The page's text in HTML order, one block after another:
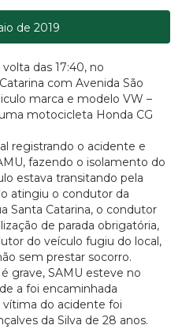
de 2019
das 17:40, no
com Avenida São
marca e modelo VW –
motocicleta Honda CG
registrando o acidente e
fazendo o isolamento do
estava transitando pela
atingiu o condutor da
Santa Catarina, o condutor
de parada obrigatória,
do veículo fugiu do local,
sem prestar socorro.
grave, SAMU esteve no
a foi encaminhada
vítima do acidente foi
da Silva de 28 anos.